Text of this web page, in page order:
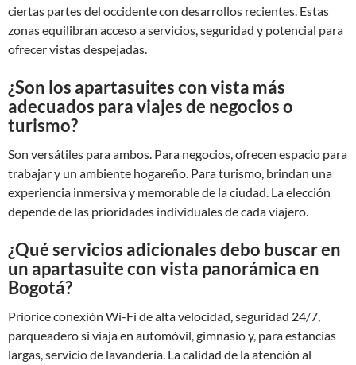
ciertas partes del occidente con desarrollos recientes. Estas
zonas equilibran acceso a servicios, seguridad y potencial para
ofrecer vistas despejadas.
¿Son los apartasuites con vista más
adecuados para viajes de negocios o
turismo?
Son versátiles para ambos. Para negocios, ofrecen espacio para
trabajar y un ambiente hogareño. Para turismo, brindan una
experiencia inmersiva y memorable de la ciudad. La elección
depende de las prioridades individuales de cada viajero.
¿Qué servicios adicionales debo buscar en
un apartasuite con vista panorámica en
Bogotá?
Priorice conexión Wi-Fi de alta velocidad, seguridad 24/7,
parqueadero si viaja en automóvil, gimnasio y, para estancias
largas, servicio de lavandería. La calidad de la atención al